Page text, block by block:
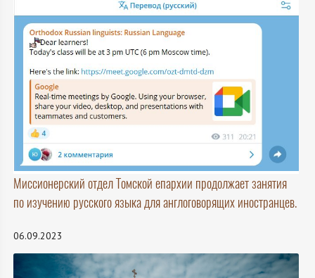
Миссионерский отдел Томской епархии продолжает занятия
по изучению русского языка для англоговорящих иностранцев.
06.09.2023